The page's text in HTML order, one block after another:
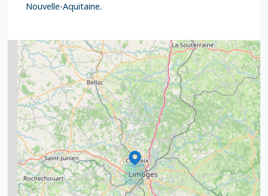
Nouvelle-Aquitaine.
2
7
6
20
2
9
8
5
11
15
7